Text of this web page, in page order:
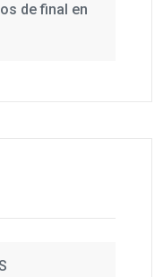
de final en